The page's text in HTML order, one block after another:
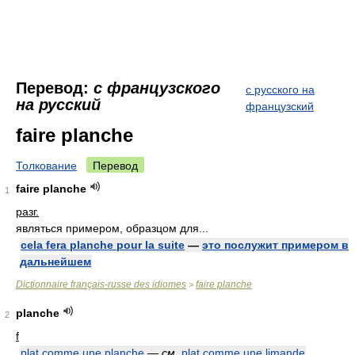
Перевод: с французского
на русский
с русского на
французский
faire planche
Толкование Перевод
1
faire planche
разг.
являться примером, образцом для...
cela fera planche pour la suite — это послужит примером в
дальнейшем
Dictionnaire français-russe des idiomes > faire planche
2
planche
f